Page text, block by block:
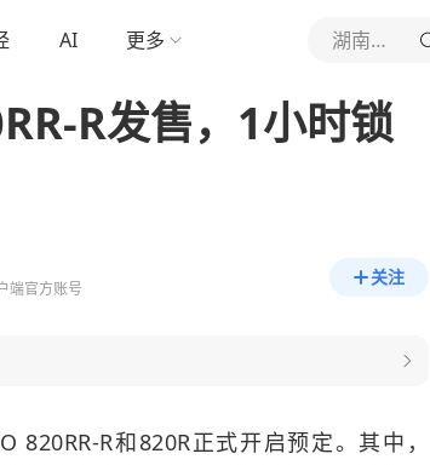
AI 更多 湖南日报
R发售，1小时锁
端官方账号
关注
820RR-R和820R正式开启预定。其中，